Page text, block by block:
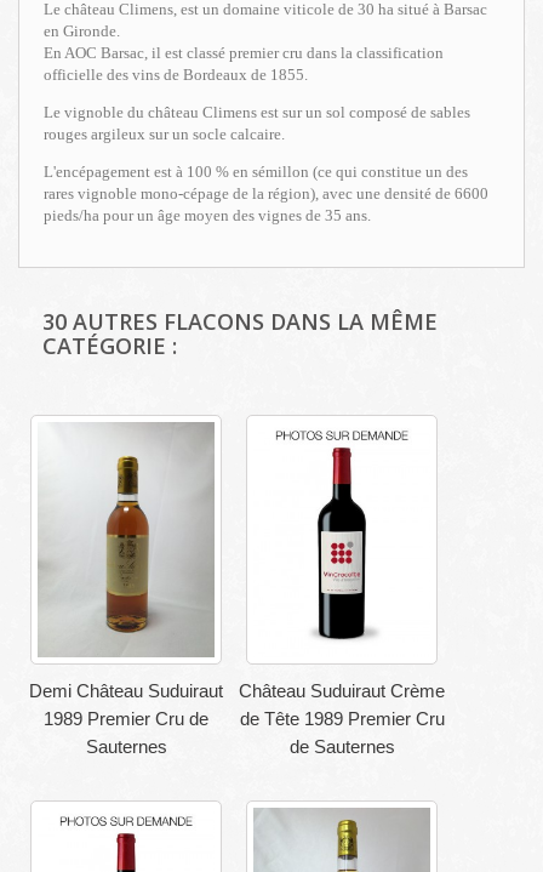
Le château Climens, est un domaine viticole de 30 ha situé à Barsac
en Gironde.
En AOC Barsac, il est classé premier cru dans la classification
officielle des vins de Bordeaux de 1855.
Le vignoble du château Climens est sur un sol composé de sables
rouges argileux sur un socle calcaire.
L'encépagement est à 100 % en sémillon (ce qui constitue un des
rares vignoble mono-cépage de la région), avec une densité de 6600
pieds/ha pour un âge moyen des vignes de 35 ans.
30 AUTRES FLACONS DANS LA MÊME
CATÉGORIE :
Demi Château Suduiraut
1989 Premier Cru de
Sauternes
Château Suduiraut Crème
de Tête 1989 Premier Cru
de Sauternes